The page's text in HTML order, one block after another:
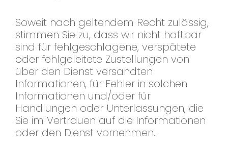
Soweit nach geltendem Recht zulässig,
stimmen Sie zu, dass wir nicht haftbar
sind für fehlgeschlagene, verspätete
oder fehlgeleitete Zustellungen von
über den Dienst versandten
Informationen, für Fehler in solchen
Informationen und/oder für
Handlungen oder Unterlassungen, die
Sie im Vertrauen auf die Informationen
oder den Dienst vornehmen.